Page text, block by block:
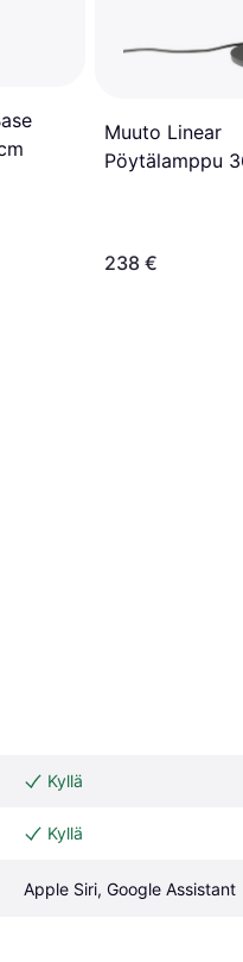
Muuto Linear
Pöytälamppu
238 €
Kyllä
Kyllä
Apple Siri, Google Assistant